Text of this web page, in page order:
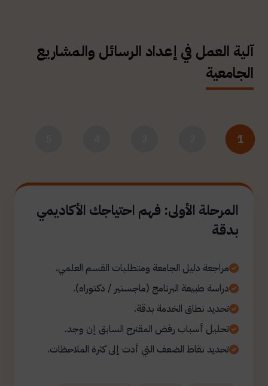
آلية العمل في إعداد الرسائل والمشاريع
الجامعية
1
المرحلة الأولى: فهم احتياجك الأكاديمي
بدقة
مراجعة دليل الجامعة ومتطلبات القسم العلمي.
دراسة طبيعة البرنامج (ماجستير / دكتوراه).
تحديد نطاق الخدمة بدقة.
تحليل أسباب رفض المقترح السابق إن وجد.
تحديد نقاط الضعف التي أدت إلى كثرة الملاحظات.